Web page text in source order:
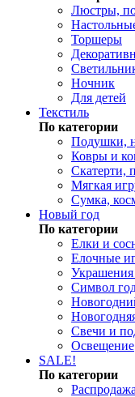
Люстры,
Торшеры
Ночник
Для детей
Текстиль
По категории
Подушки,
Ковры и
Скатерти,
Мягкая
Сумка,
Новый год
По категории
Елки и
Елочные
Украшения
Символ
Свечи и
Освещение
SALE!
По категории